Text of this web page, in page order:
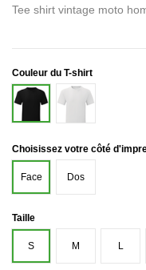
Tee shirt vintage moto
Couleur du T-shirt
Noir
Blanc
Choisissez votre côté
Face Dos
Taille
S M L